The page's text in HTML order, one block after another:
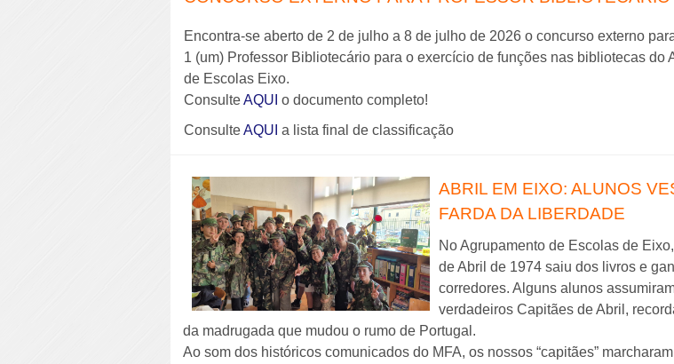
Encontra-se aberto de 2 de julho a 8 de julho de 2026 o concurso externo
1 (um) Professor Bibliotecário para o exercício de funções nas bibliotecas do
de Escolas Eixo.
ConsulteAQUI o documento completo!
ConsulteAQUI a lista final de classificação
ABRIL EM EIXO: ALUNOS
FARDA DA LIBERDADE
No Agrupamento de Escolas de
de Abril de 1974 saiu dos livros e
corredores. Alguns alunos
verdadeiros Capitães de Abril,
da madrugada que mudou o rumo de Portugal.
Ao som dos históricos comunicados do MFA, os nossos “capitães”